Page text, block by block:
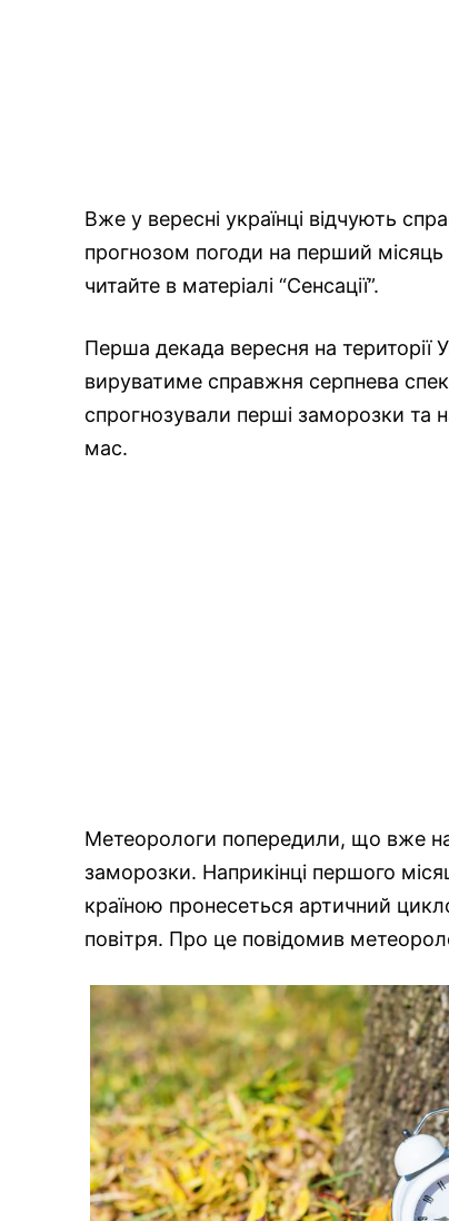
Вже у вересні українці відчують
прогнозом погоди на перший місяць
читайте в матеріалі “Сенсації”.
Перша декада вересня на території
вируватиме справжня серпнева
спрогнозували перші заморозки та
мас.
Метеорологи попередили, що вже
заморозки. Наприкінці першого
країною пронесеться артичний
повітря. Про це повідомив